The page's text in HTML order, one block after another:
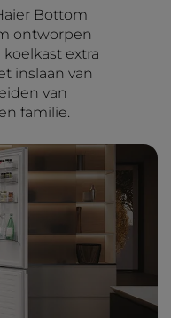
Bottom
ontworpen
extra
inslaan van
van
familie.